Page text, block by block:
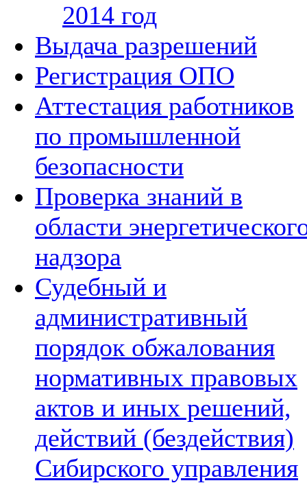
2014 год
Выдача разрешений
Регистрация ОПО
Аттестация работников
по промышленной
безопасности
Проверка знаний в
области
надзора
Судебный и
административный
порядок обжалования
нормативных правовых
актов и иных решений,
действий (бездействия)
Сибирского управления